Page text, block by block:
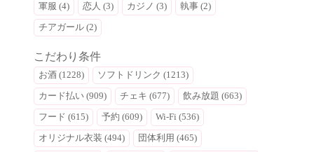
軍服 (4) 恋人 (3) カジノ (3) 執事 (2)
チアガール (2)
こだわり条件
お酒 (1228) ソフトドリンク (1213)
カード払い (909) チェキ (677) 飲み放題 (663)
フード (615) 予約 (609) Wi-Fi (536)
オリジナル衣装 (494) 団体利用 (465)